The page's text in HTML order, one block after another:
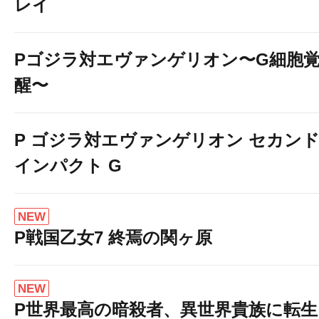
☆地域唯一
☆
レイ
Pゴジラ対エヴァンゲリオン〜G細胞
醒〜
P ゴジラ対エヴァンゲリオン セカンド
インパクト G
NEW
P戦国乙女7 終焉の関ヶ原
NEW
P世界最高の暗殺者、異世界貴族に転生